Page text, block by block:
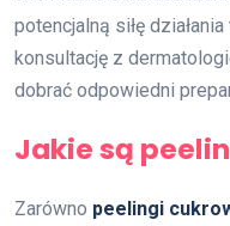
potencjalną siłę
konsultację z
dobrać odpowiedni
Jakie są
Zarówno peelingi